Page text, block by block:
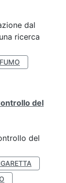
dal
ricerca
del
del